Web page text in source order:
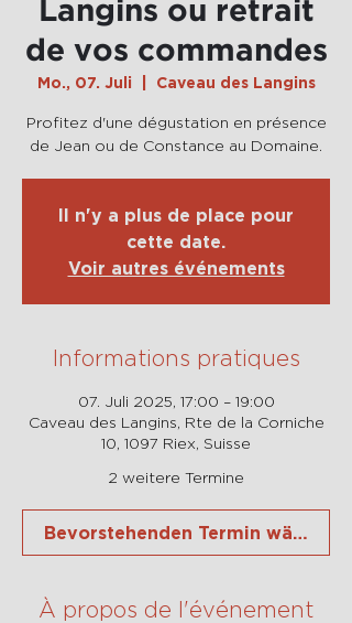
Langins ou retrait
de vos commandes
Mo., 07. Juli Caveau des Langins
Profitez d'une dégustation en présence
de Jean ou de Constance au Domaine.
Il n'y a plus de place pour
cette date.
Voir autres événements
Informations pratiques
07. Juli 2025, 17:00 – 19:00
Caveau des Langins, Rte de la Corniche
10, 1097 Riex, Suisse
2 weitere Termine
Bevorstehenden Termin wählen
À propos de l'événement